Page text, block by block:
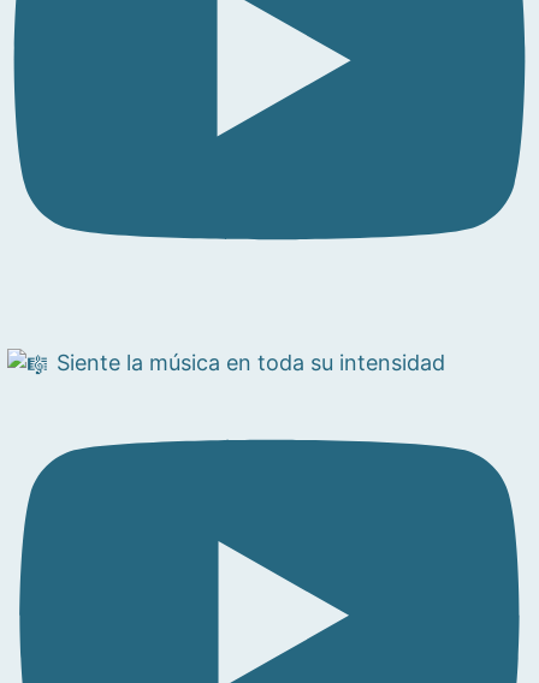
Siente la música en toda su intensidad